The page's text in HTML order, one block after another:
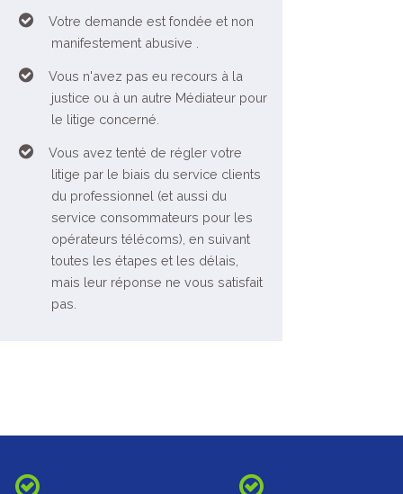
Votre demande est fondée et non
manifestement abusive .
Vous n'avez pas eu recours à la
justice ou à un autre Médiateur pour
le litige concerné.
Vous avez tenté de régler votre
litige par le biais du service clients
du professionnel (et aussi du
service consommateurs pour les
opérateurs télécoms), en suivant
toutes les étapes et les délais,
mais leur réponse ne vous satisfait
pas.